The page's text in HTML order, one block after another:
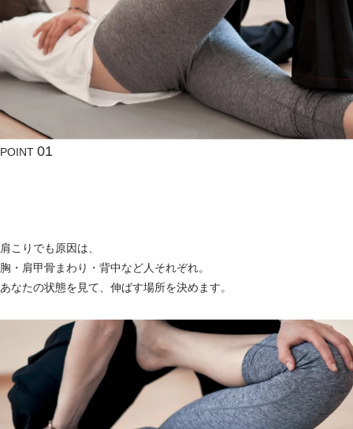
POINT 01
肩こりでも原因は、
胸・肩甲骨まわり・背中など人それぞれ。
あなたの状態を見て、伸ばす場所を決めます。